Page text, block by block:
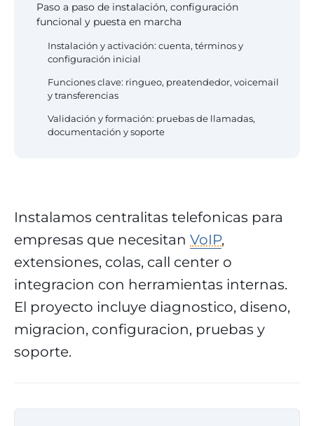
Paso a paso de instalación, configuración
funcional y puesta en marcha
Instalación y activación: cuenta, términos y
configuración inicial
Funciones clave: ringueo, preatendedor, voicemail
y transferencias
Validación y formación: pruebas de llamadas,
documentación y soporte
Instalamos centralitas telefonicas para
empresas que necesitan VoIP,
extensiones, colas, call center o
integracion con herramientas internas.
El proyecto incluye diagnostico, diseno,
migracion, configuracion, pruebas y
soporte.